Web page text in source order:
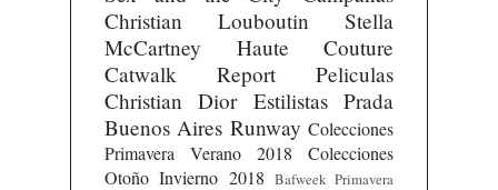
Christian Louboutin
Stella
McCartney
Haute Couture
Catwalk Report
Peliculas
Christian Dior Estilistas Prada
Buenos Aires Runway Colecciones
Primavera Verano 2018
Colecciones
Otoño Invierno 2018 Bafweek Primavera